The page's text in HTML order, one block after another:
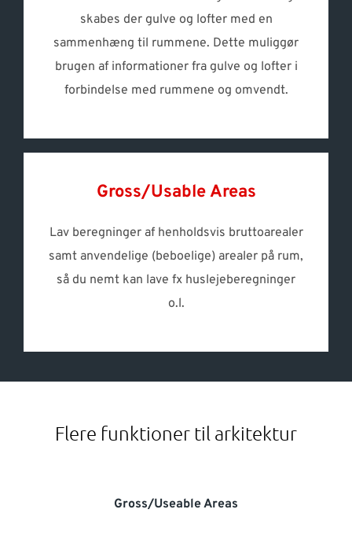
skabes der gulve og lofter med en
sammenhæng til rummene. Dette muliggør
brugen af informationer fra gulve og lofter i
forbindelse med rummene og omvendt.
Gross/Usable Areas
Lav beregninger af henholdsvis bruttoarealer
samt anvendelige (beboelige) arealer på rum,
så du nemt kan lave fx huslejeberegninger
o.l.
Flere funktioner til arkitektur
Gross/Useable Areas